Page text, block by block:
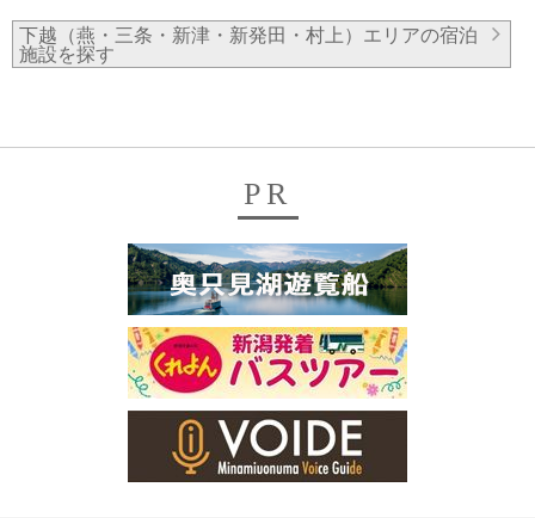
下越（燕・三条・新津・新発田・村上）エリアの宿泊
施設を探す
PR